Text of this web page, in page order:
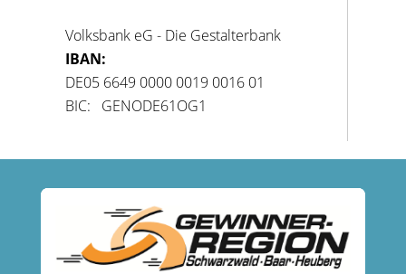
Volksbank eG - Die Gestalterbank
IBAN:
DE05 6649 0000 0019 0016 01
BIC: GENODE61OG1